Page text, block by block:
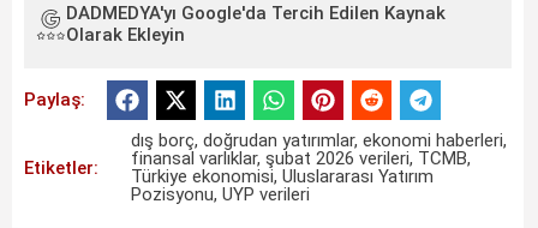
DADMEDYA'yı Google'da Tercih Edilen Kaynak
Olarak Ekleyin
Paylaş:
Etiketler:
dış borç,doğrudan yatırımlar,ekonomi haberleri,
finansal varlıklar,şubat 2026 verileri, TCMB,
Türkiye ekonomisi,Uluslararası Yatırım
Pozisyonu,UYP verileri